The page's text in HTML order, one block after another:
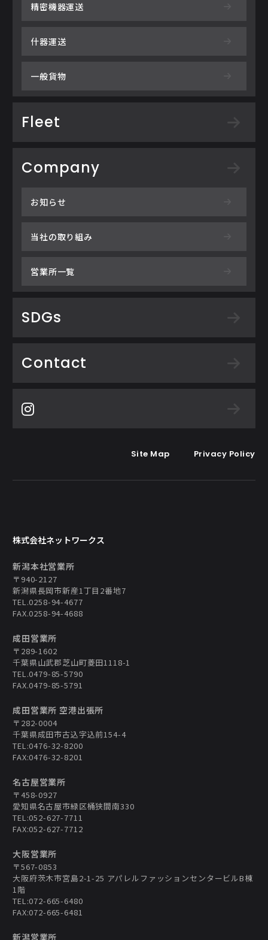
精密機器運送
什器運送
一般貨物
Fleet
Company
お知らせ
当社の取り組み
営業所一覧
SDGs
Contact
Site Map Privacy Policy
東日本物流サービス
株式会社ネットワークス
新潟本社営業所
〒940-2127
新潟県長岡市新産1丁目2番地7
TEL.0258-94-4677
FAX.0258-94-4688
成田営業所
〒289-1602
千葉県山武郡芝山町菱田1118-1
TEL.0479-85-5790
FAX.0479-85-5791
成田営業所 空港出張所
〒282-0004
千葉県成田市古込字込前154-4
TEL:0476-32-8200
FAX:0476-32-8201
名古屋営業所
〒458-0927
愛知県名古屋市緑区桶狭間南330
TEL:052-627-7711
FAX:052-627-7712
大阪営業所
〒567-0853
大阪府茨木市宮島2-1-25 アパレルファッションセンタービルB棟
1階
TEL:072-665-6480
FAX:072-665-6481
新潟営業所